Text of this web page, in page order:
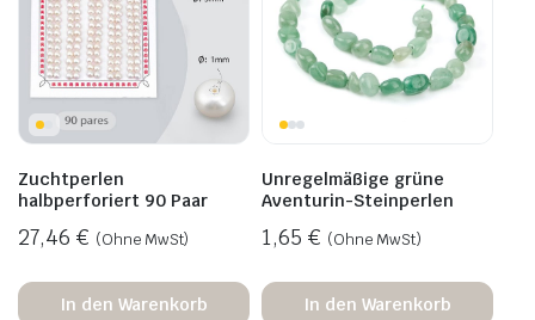
Zuchtperlen
halbperforiert 90 Paar
27,46 € (Ohne MwSt)
In den Warenkorb
Unregelmäßige grüne
Aventurin-Steinperlen
1,65 € (Ohne MwSt)
In den Warenkorb